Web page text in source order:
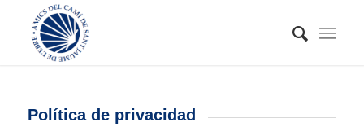
Política de privacidad